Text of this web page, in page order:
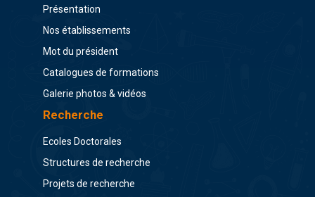
Présentation
Nos établissements
Mot du président
Catalogues de formations
Galerie photos & vidéos
Recherche
Ecoles Doctorales
Structures de recherche
Projets de recherche